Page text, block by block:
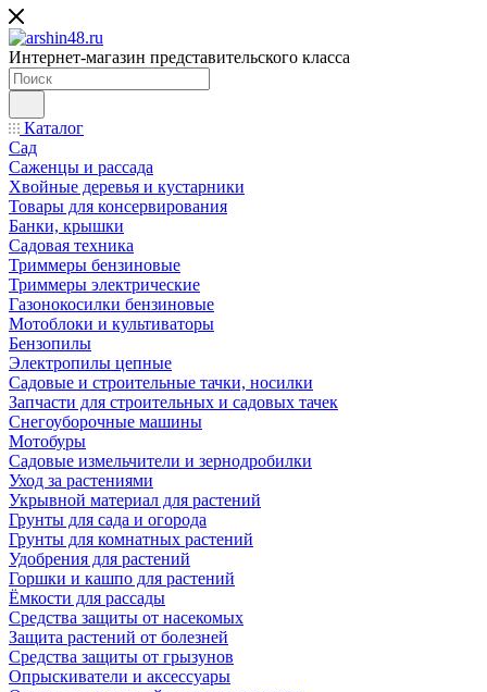
Интернет-магазин представительского класса
Каталог
Сад
Саженцы и рассада
Хвойные деревья и кустарники
Товары для консервирования
Банки, крышки
Садовая техника
Триммеры бензиновые
Триммеры электрические
Газонокосилки бензиновые
Мотоблоки и культиваторы
Бензопилы
Электропилы цепные
Садовые и строительные тачки, носилки
Запчасти для строительных и садовых тачек
Снегоуборочные машины
Мотобуры
Садовые измельчители и зернодробилки
Уход за растениями
Укрывной материал для растений
Грунты для сада и огорода
Грунты для комнатных растений
Удобрения для растений
Горшки и кашпо для растений
Ёмкости для рассады
Средства защиты от насекомых
Защита растений от болезней
Средства защиты от грызунов
Опрыскиватели и аксессуары